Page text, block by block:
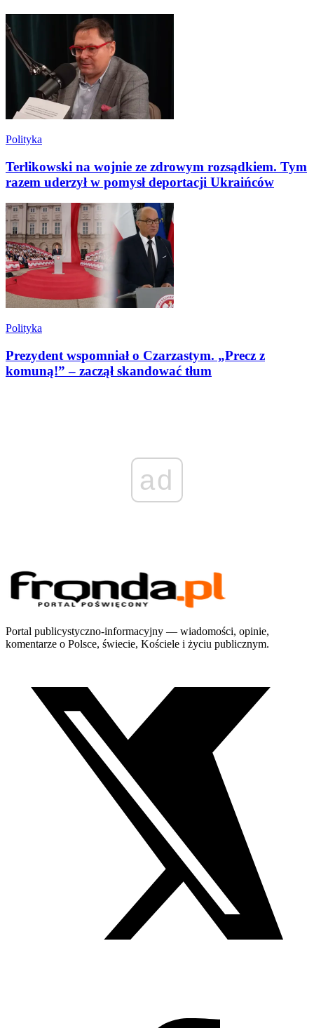
Polityka
Terlikowski na wojnie ze zdrowym rozsądkiem. Tym
razem uderzył w pomysł deportacji Ukraińców
Polityka
Prezydent wspomniał o Czarzastym. „Precz z
komuną!” – zaczął skandować tłum
ad
Portal publicystyczno-informacyjny — wiadomości, opinie,
komentarze o Polsce, świecie, Kościele i życiu publicznym.